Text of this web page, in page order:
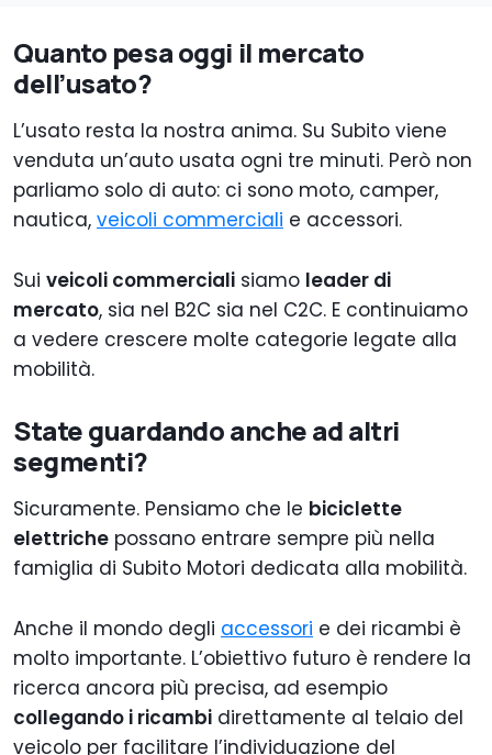
Quanto pesa oggi il mercato
dell’usato?
L’usato resta la nostra anima. Su Subito viene
venduta un’auto usata ogni tre minuti. Però non
parliamo solo di auto: ci sono moto, camper,
nautica, veicoli commerciali e accessori.
Sui veicoli commerciali siamo leader di
mercato, sia nel B2C sia nel C2C. E continuiamo
a vedere crescere molte categorie legate alla
mobilità.
State guardando anche ad altri
segmenti?
Sicuramente. Pensiamo che le biciclette
elettriche possano entrare sempre più nella
famiglia di Subito Motori dedicata alla mobilità.
Anche il mondo degli accessori e dei ricambi è
molto importante. L’obiettivo futuro è rendere la
ricerca ancora più precisa, ad esempio
collegando i ricambi direttamente al telaio del
veicolo per facilitare l’individuazione del